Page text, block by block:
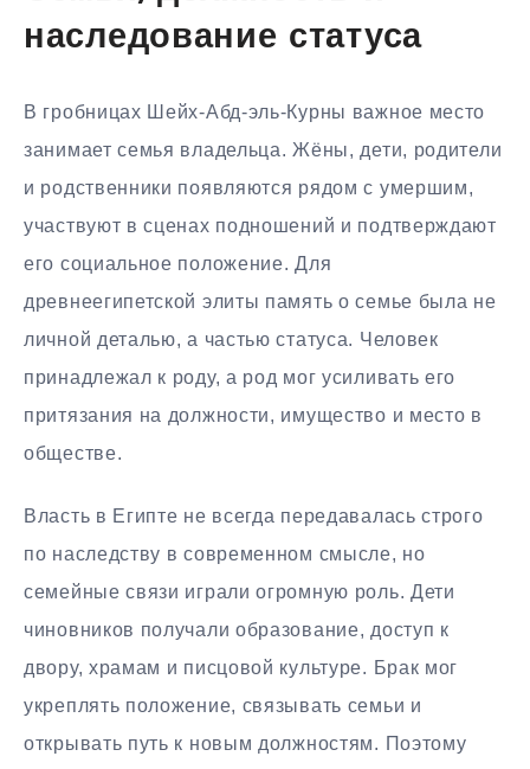
наследование статуса
В гробницах Шейх-Абд-эль-Курны важное место
занимает семья владельца. Жёны, дети, родители
и родственники появляются рядом с умершим,
участвуют в сценах подношений и подтверждают
его социальное положение. Для
древнеегипетской элиты память о семье была не
личной деталью, а частью статуса. Человек
принадлежал к роду, а род мог усиливать его
притязания на должности, имущество и место в
обществе.
Власть в Египте не всегда передавалась строго
по наследству в современном смысле, но
семейные связи играли огромную роль. Дети
чиновников получали образование, доступ к
двору, храмам и писцовой культуре. Брак мог
укреплять положение, связывать семьи и
открывать путь к новым должностям. Поэтому